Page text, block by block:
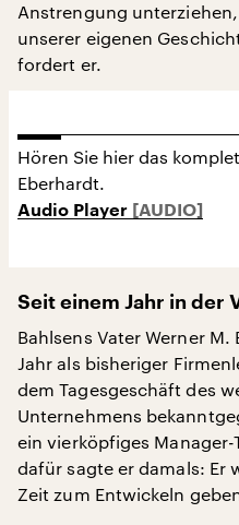
Anstrengung
unserer eigenen
fordert er.
Hören Sie hier das
Eberhardt.
Audio Player
Seit einem Jahr in der
Bahlsens Vater Werner
Jahr als bisheriger
dem Tagesgeschäft des
Unternehmens
ein vierköpfiges
dafür sagte er damals: Er
Zeit zum Entwickeln